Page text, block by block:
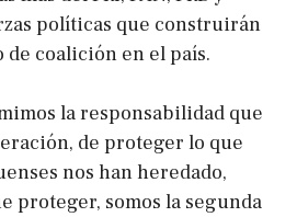
políticas que construirán
coalición en el país.
la responsabilidad que
de proteger lo que
nos han heredado,
proteger, somos la segunda